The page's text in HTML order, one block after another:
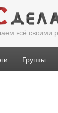
всё своими
Группы